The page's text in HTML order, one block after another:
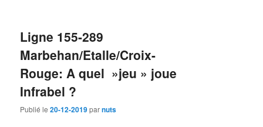
Ligne 155-289
Marbehan/Etalle/Croix-
Rouge: A quel »jeu » joue
Infrabel ?
Publié le20-12-2019parnuts